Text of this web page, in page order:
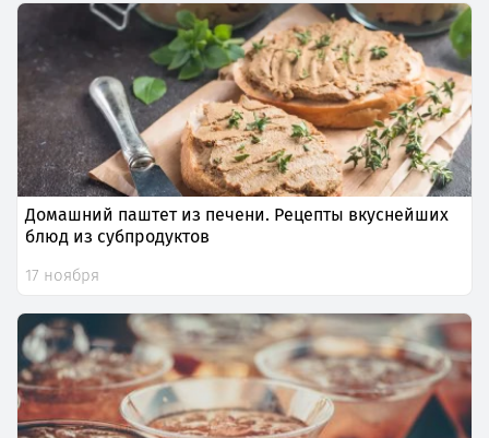
Домашний паштет из печени. Рецепты вкуснейших
блюд из субпродуктов
17 ноября